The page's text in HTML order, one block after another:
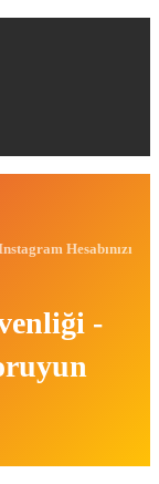
Hesabınızı
-